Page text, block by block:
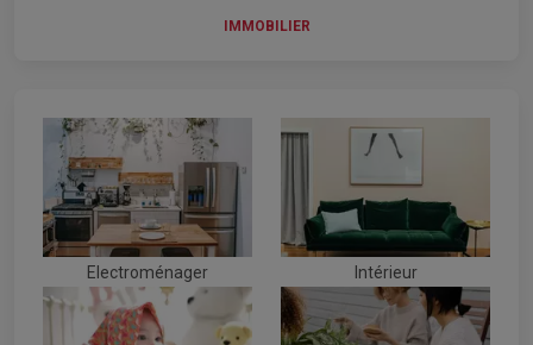
IMMOBILIER
Electroménager Intérieur